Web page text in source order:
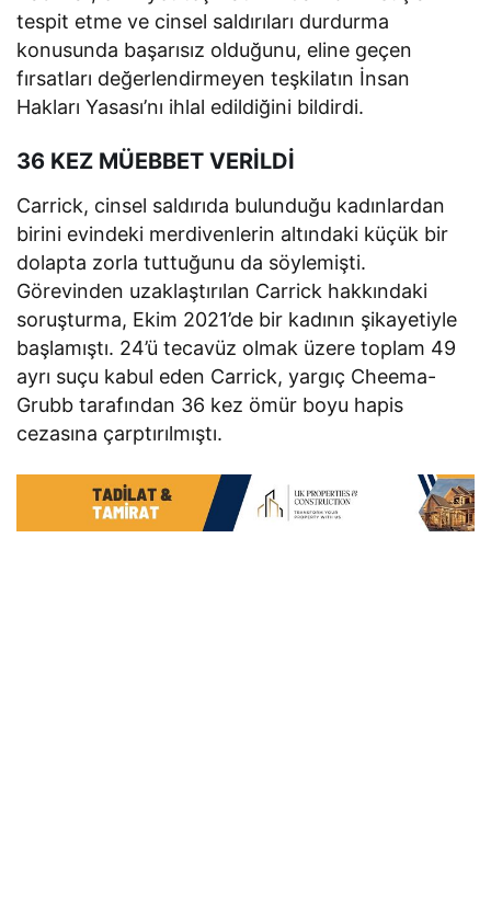
tespit etme ve cinsel saldırıları durdurma
konusunda başarısız olduğunu, eline geçen
fırsatları değerlendirmeyen teşkilatın İnsan
Hakları Yasası’nı ihlal edildiğini bildirdi.
36 KEZ MÜEBBET VERİLDİ
Carrick, cinsel saldırıda bulunduğu kadınlardan
birini evindeki merdivenlerin altındaki küçük bir
dolapta zorla tuttuğunu da söylemişti.
Görevinden uzaklaştırılan Carrick hakkındaki
soruşturma, Ekim 2021’de bir kadının şikayetiyle
başlamıştı. 24’ü tecavüz olmak üzere toplam 49
ayrı suçu kabul eden Carrick, yargıç Cheema-
Grubb tarafından 36 kez ömür boyu hapis
cezasına çarptırılmıştı.